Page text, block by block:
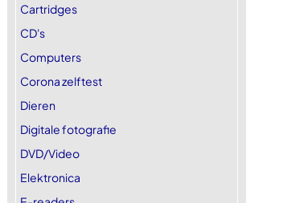
Cartridges
CD's
Computers
Corona zelftest
Dieren
Digitale fotografie
DVD/Video
Elektronica